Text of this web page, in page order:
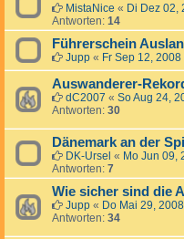
MistaNice « Di Dez 02,
Antworten: 14
Führerschein
Jupp « Fr Sep 12,
Auswanderer-
dC2007 « So Aug 24,
Antworten: 30
Dänemark an der
DK-Ursel « Mo Jun 09,
Antworten: 7
Wie sicher sind die
Jupp « Do Mai 29,
Antworten: 34